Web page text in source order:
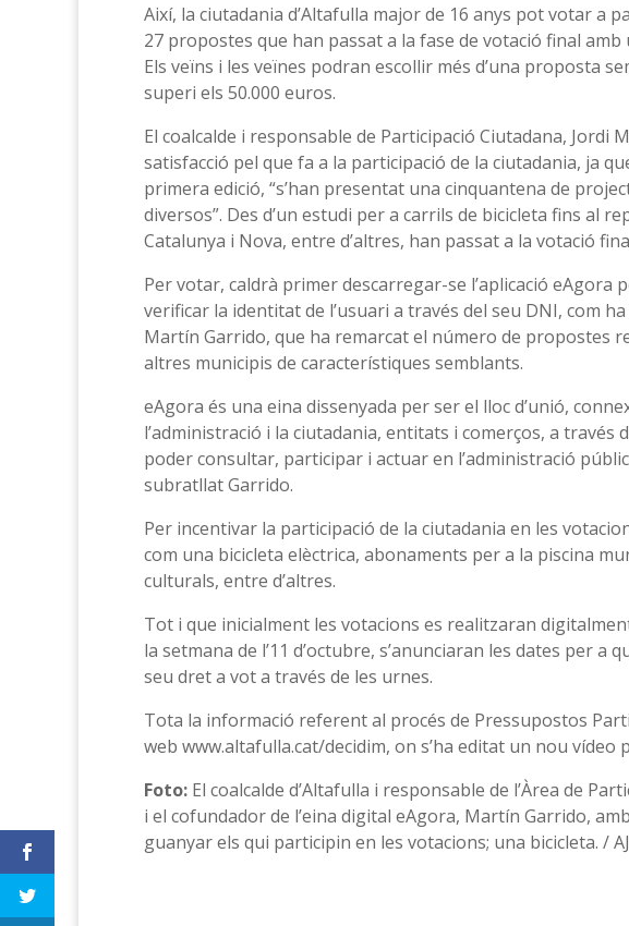
Així, la ciutadania d’Altafulla major de 16 anys pot votar a
27 propostes que han passat a la fase de votació final
Els veïns i les veïnes podran escollir més d’una proposta
superi els 50.000 euros.
El coalcalde i responsable de Participació Ciutadana, Jordi
satisfacció pel que fa a la participació de la ciutadania, ja
primera edició, “s’han presentat una cinquantena de
diversos”. Des d’un estudi per a carrils de bicicleta fins al
Catalunya i Nova, entre d’altres, han passat a la votació
Per votar, caldrà primer descarregar-se l’aplicació eAgora
verificar la identitat de l’usuari a través del seu DNI, com
Martín Garrido, que ha remarcat el número de propostes
altres municipis de característiques semblants.
eAgora és una eina dissenyada per ser el lloc d’unió,
l’administració i la ciutadania, entitats i comerços, a través
poder consultar, participar i actuar en l’administració
subratllat Garrido.
Per incentivar la participació de la ciutadania en les
com una bicicleta elèctrica, abonaments per a la piscina
culturals, entre d’altres.
Tot i que inicialment les votacions es realitzaran
la setmana de l’11 d’octubre, s’anunciaran les dates per a
seu dret a vot a través de les urnes.
Tota la informació referent al procés de Pressupostos
web www.altafulla.cat/decidim, on s’ha editat un nou vídeo
Foto: El coalcalde d’Altafulla i responsable de l’Àrea de
i el cofundador de l’eina digital eAgora, Martín Garrido,
guanyar els qui participin en les votacions; una bicicleta. /